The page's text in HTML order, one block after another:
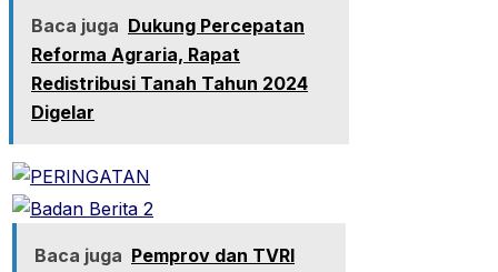
Baca juga Dukung Percepatan
Reforma Agraria, Rapat
Redistribusi Tanah Tahun 2024
Digelar
Baca juga Pemprov dan TVRI